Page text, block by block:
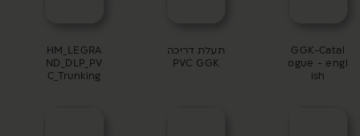
GGK-
ogue -
תעלת דריכה
PVC GGK
HM_LEGRA
ND_DLP_PV
C_Trunking